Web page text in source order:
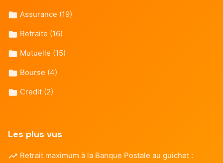
Assurance (19)
Retraite (16)
Mutuelle (15)
Bourse (4)
Credit (2)
Les plus vus
Retrait maximum à la Banque Postale au guichet :